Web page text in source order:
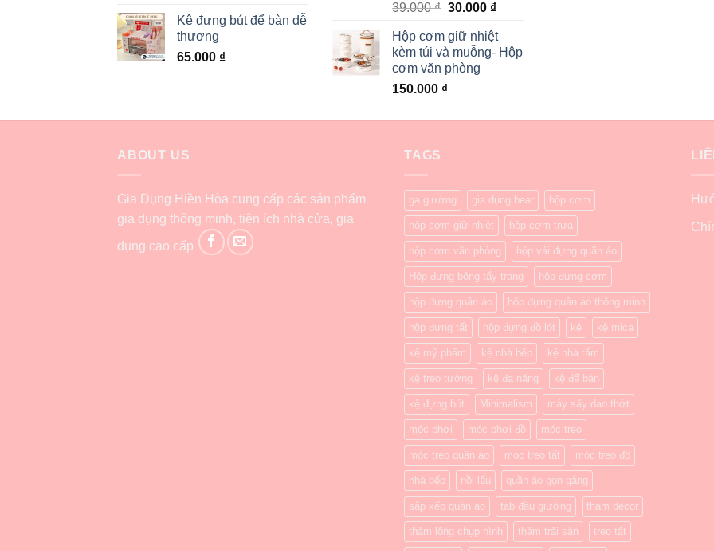
Kệ đựng bút để bàn dễ
thương
65.000 ₫
39.000₫ 30.000 ₫
Hộp cơm giữ nhiệt
kèm túi và muỗng- Hộp
cơm văn phòng
150.000 ₫
ABOUT US
Gia Dụng Hiền Hòa cung cấp các sản phẩm
gia dụng thông minh, tiện ích nhà cửa, gia
dụng cao cấp
TAGS
ga giường gia dụng bear hộp cơm
hộp cơm giữ nhiệt hộp cơm trưa
hộp cơm văn phòng hộp vải đựng quần áo
Hộp đựng bông tẩy trang hộp đựng cơm
hộp đựng quần áo hộp đựng quần áo thông minh
hộp đựng tất hộp đựng đồ lót kệ kệ mica
kệ mỹ phẩm kệ nhà bếp kệ nhà tắm
kệ treo tường kệ đa năng kệ để bàn
kệ đựng bút Minimalism máy sấy dao thớt
móc phơi móc phơi đồ móc treo
móc treo quần áo móc treo tất móc treo đồ
nhà bếp nồi lẩu quần áo gọn gàng
sắp xếp quần áo tab đầu giường thảm decor
thảm lông chụp hình thảm trải sàn treo tất